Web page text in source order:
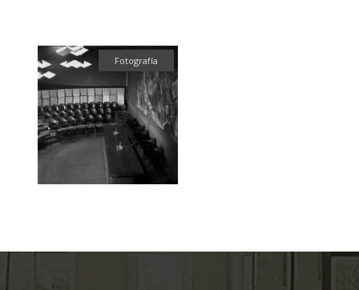
Fotografía